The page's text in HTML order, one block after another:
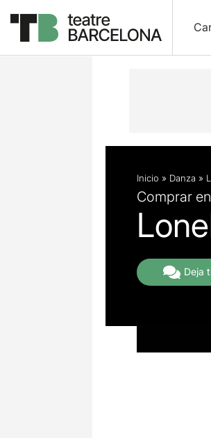
Descripción
Inicio » Danza »
Comprar
Deja